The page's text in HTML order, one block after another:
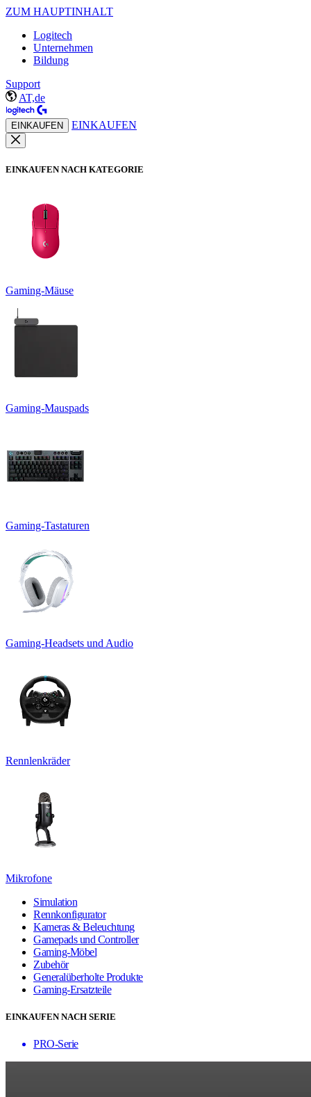
ZUM HAUPTINHALT
Logitech
Unternehmen
Bildung
Support
AT,de
EINKAUFEN EINKAUFEN
EINKAUFEN NACH KATEGORIE
Gaming-Mäuse
Gaming-Mauspads
Gaming-Tastaturen
Gaming-Headsets und Audio
Rennlenkräder
Mikrofone
Simulation
Rennkonfigurator
Kameras & Beleuchtung
Gamepads und Controller
Gaming-Möbel
Zubehör
Generalüberholte Produkte
Gaming-Ersatzteile
EINKAUFEN NACH SERIE
PRO-Serie